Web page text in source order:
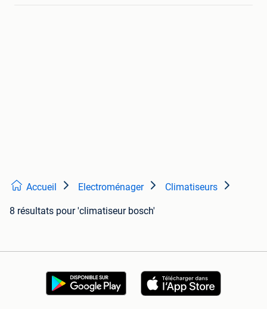
Accueil Electroménager Climatiseurs
8 résultats pour 'climatiseur bosch'